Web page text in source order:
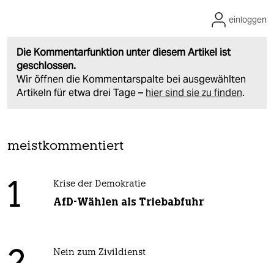
Die Kommentarfunktion unter diesem Artikel ist
geschlossen.
Wir öffnen die Kommentarspalte bei ausgewählten
Artikeln für etwa drei Tage – hier sind sie zu finden.
einloggen
meistkommentiert
1 Krise der Demokratie
AfD-Wählen als Triebabfuhr
Nein zum Zivildienst